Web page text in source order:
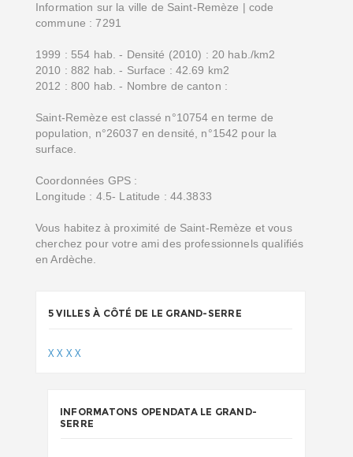
Information sur la ville de Saint-Remèze | code
commune : 7291
1999 : 554 hab. - Densité (2010) : 20 hab./km2
2010 : 882 hab. - Surface : 42.69 km2
2012 : 800 hab. - Nombre de canton :
Saint-Remèze est classé n°10754 en terme de
population, n°26037 en densité, n°1542 pour la
surface.
Coordonnées GPS :
Longitude : 4.5- Latitude : 44.3833
Vous habitez à proximité de Saint-Remèze et vous
cherchez pour votre ami des professionnels qualifiés
en Ardèche.
5 VILLES À CÔTÉ DE LE GRAND-SERRE
XX XX
INFORMATONS OPENDATA LE GRAND-
SERRE